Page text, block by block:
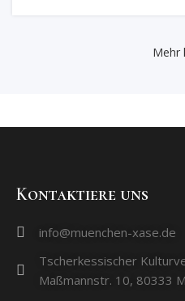
Mehr
Kontaktiere uns
info@muenchen-xase.de
Tscherkessischer
Maßmannstr. 10, 80333